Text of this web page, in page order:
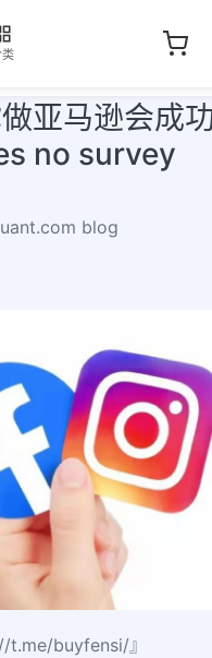
亚马逊会成功
no survey
blog
buyfensi/』